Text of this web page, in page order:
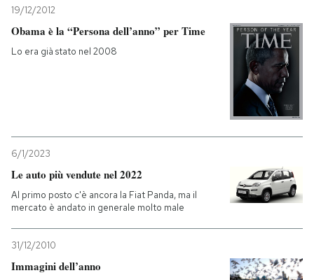
19/12/2012
Obama è la “Persona dell’anno” per Time
Lo era già stato nel 2008
6/1/2023
Le auto più vendute nel 2022
Al primo posto c'è ancora la Fiat Panda, ma il
mercato è andato in generale molto male
31/12/2010
Immagini dell’anno